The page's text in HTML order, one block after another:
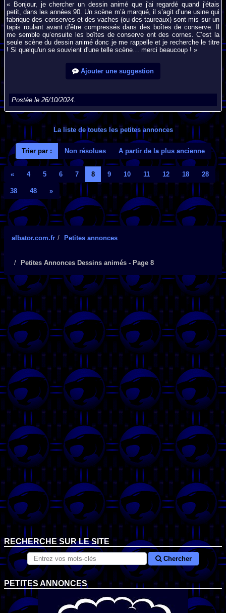
« Bonjour, je chercher un dessin animé que j'ai regardé quand j'étais
petit, dans les années 90. Un scène m’à marqué, il s’agit d’une usine qui
fabrique des conserves et des vaches (ou des taureaux) sont mis sur un
tapis roulant avant d’être compressés dans des boîtes de conserve. Il
me semble qu’ensuite les boîtes de conserve ont des cornes. C’est la
seule scène du dessin animé donc je me rappelle et je recherche le titre
! Si quelqu'un se souvient d'une telle scène… merci beaucoup ! »
Ajouter une suggestion
Postée le 26/10/2024.
La liste de toutes les petites annonces
Trier par : Non résolues A partir de la plus ancienne
« 4 5 6 7 8 9 10 11 12 18 28
38 48 »
albator.com.fr Petites annonces
Petites Annonces Dessins animés - Page 8
RECHERCHE SUR LE SITE
Chercher
PETITES ANNONCES